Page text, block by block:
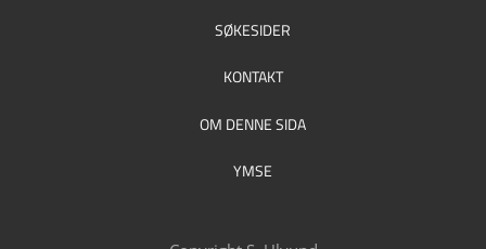
SØKESIDER
KONTAKT
OM DENNE SIDA
YMSE